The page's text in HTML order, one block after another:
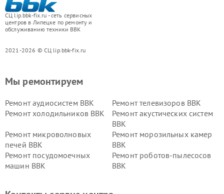
СЦ lip.bbk-fix.ru - сеть сервисных
центров в Липецке по ремонту и
обслуживанию техники BBK
2021-2026 © СЦ lip.bbk-fix.ru
Мы ремонтируем
Ремонт аудиосистем BBK
Ремонт телевизоров BBK
Ремонт холодильников BBK
Ремонт акустических систем
BBK
Ремонт микроволновых
печей BBK
Ремонт морозильных камер
BBK
Ремонт посудомоечных
машин BBK
Ремонт роботов-пылесосов
BBK